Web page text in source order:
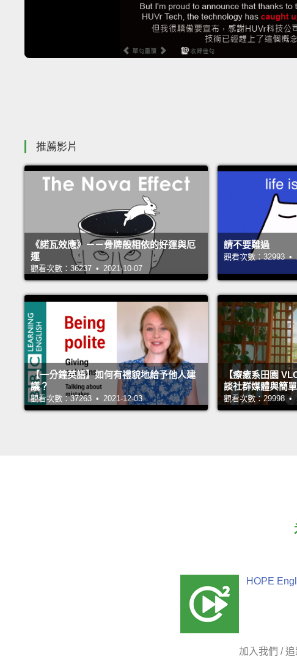
推薦影片
《諾瓦效應》－－骨牌般相依的好運與厄
運
觀看次數：36237 • 2021-10-07
請不要難過
觀看次數：32993 •
【一分鐘英語】如何有禮貌地給予他人建
議？
觀看次數：37263 • 2021-12-03
【療癒系田園
談社群媒體與簡
觀看次數：29998 •
HOPE
加入我們 / 追